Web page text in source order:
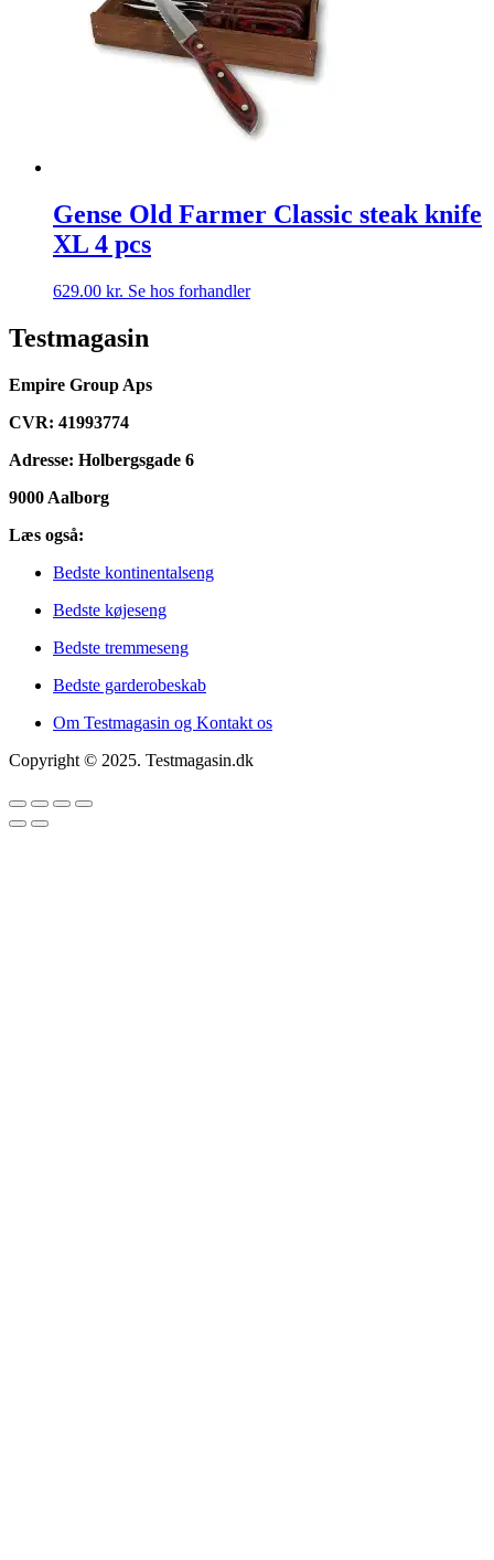
Gense Old Farmer Classic steak knife
XL 4 pcs
629.00 kr. Se hos forhandler
Testmagasin
Empire Group Aps
CVR: 41993774
Adresse: Holbergsgade 6
9000 Aalborg
Læs også:
Bedste kontinentalseng
Bedste køjeseng
Bedste tremmeseng
Bedste garderobeskab
Om Testmagasin og Kontakt os
Copyright © 2025. Testmagasin.dk